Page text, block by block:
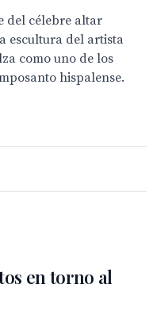
del célebre altar
escultura del artista
como uno de los
hispalense.
en torno al